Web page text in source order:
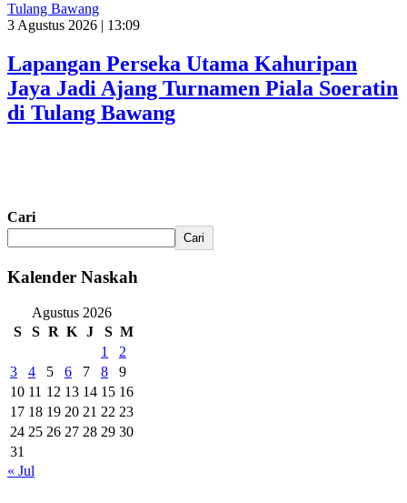
Tulang Bawang
3 Agustus 2026 | 13:09
Lapangan Perseka Utama Kahuripan
Jaya Jadi Ajang Turnamen Piala Soeratin
di Tulang Bawang
Cari
Cari
Kalender Naskah
Agustus 2026
S
S R K J S M
1
2
3
4 5 6 7 8
9
10 11 12 13 14 15 16
17 18 19 20 21 22 23
24 25 26 27 28 29 30
31
« Jul